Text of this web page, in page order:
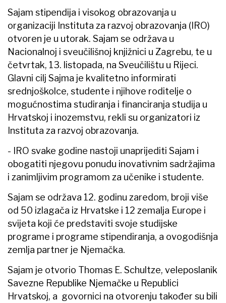
Sajam stipendija i visokog obrazovanja u
organizaciji Instituta za razvoj obrazovanja (IRO)
otvoren je u utorak. Sajam se održava u
Nacionalnoj i sveučilišnoj knjižnici u Zagrebu, te u
četvrtak, 13. listopada, na Sveučilištu u Rijeci.
Glavni cilj Sajma je kvalitetno informirati
srednjoškolce, studente i njihove roditelje o
mogućnostima studiranja i financiranja studija u
Hrvatskoj i inozemstvu, rekli su organizatori iz
Instituta za razvoj obrazovanja.
- IRO svake godine nastoji unaprijediti Sajam i
obogatiti njegovu ponudu inovativnim sadržajima
i zanimljivim programom za učenike i studente.
Sajam se održava 12. godinu zaredom, broji više
od 50 izlagača iz Hrvatske i 12 zemalja Europe i
svijeta koji će predstaviti svoje studijske
programe i programe stipendiranja, a ovogodišnja
zemlja partner je Njemačka.
Sajam je otvorio Thomas E. Schultze, veleposlanik
Savezne Republike Njemačke u Republici
Hrvatskoj, a govornici na otvorenju također su bili